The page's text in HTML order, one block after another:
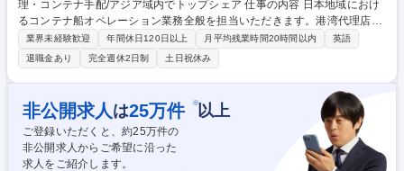
理・コンテナ手配/アジア域内でトップシェア 仕事の内容 日本地域におけ
るコンテナ船オペレーション業務全般を担当いただきます。港湾代理店や
韓国本社と連携し、運航効率の最大化とサービス品質向上を担っていただ
きます。 ■運航管理 運航状況を踏まえ、日本各港におけるスケジュールや
寄港順の調整■コンテナ積み付けプランの作成 荷役の作業時間やコスト、
さらに本船の安全運航を考慮し、最適な積み付けプランを作成します。■
インベントリー業務（コンテナ在庫管理） 各港で輸出に必要となるコンテ
ナのタイプ・サイズ・本数を把握し、適切な在庫を確保します。数週間先
までの輸出需要を見据えて計画的に手配を行います。 募集職種 【オペレ
ーション担当】船の運航管理・コンテナ手配/アジア域内でトップシェア
業界未経験歓迎 年間休日120日以上 月平均残業時間20時間以内
英語
退職金あり
完全週休2日制 土日祝休み
非公開求人 は25万件 ※以上
ご登録いただくと、約25万件の
非公開求人からご希望に沿った
求人をご紹介します。